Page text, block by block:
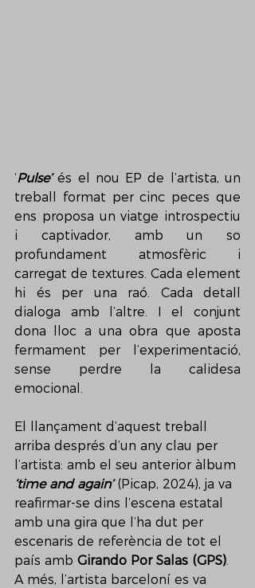
‘Pulse’ és el nou EP de l’artista, un
treball format per cinc peces que
ens proposa un viatge introspectiu
i captivador, amb un so
profundament atmosfèric i
carregat de textures. Cada element
hi és per una raó. Cada detall
dialoga amb l’altre. I el conjunt
dona lloc a una obra que aposta
fermament per l’experimentació,
sense perdre la calidesa
emocional.
El llançament d’aquest treball
arriba després d’un any clau per
l’artista: amb el seu anterior àlbum
‘time and again’ (Picap, 2024), ja va
reafirmar-se dins l’escena estatal
amb una gira que l’ha dut per
escenaris de referència de tot el
país amb Girando Por Salas (GPS).
A més, l’artista barceloní es va